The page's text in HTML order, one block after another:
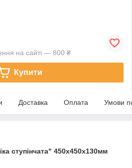
на сайті — 800 ₴
Купити
Доставка Оплата Умови
ступінчата" 450х450х130мм